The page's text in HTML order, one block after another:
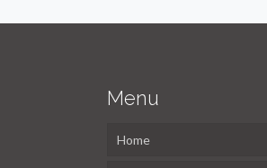
Menu
Home